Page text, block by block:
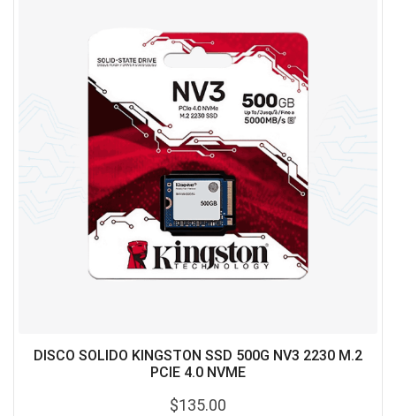
DISCO SOLIDO KINGSTON SSD 500G NV3 2230 M.2
PCIE 4.0 NVME
$135.00